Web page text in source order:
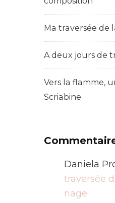
Ma traversée de
A deux jours de
Vers la flamme,
Scriabine
Daniela
traversée
nage